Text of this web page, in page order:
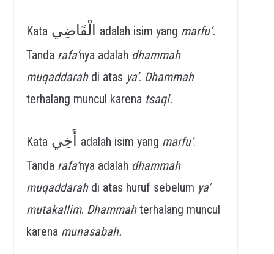
Kata adalah isim yang marfu’.
Tanda rafa’nya adalah dhammah
muqaddarahdi atas ya’. Dhammah
terhalang muncul karena tsaql.
Kata adalah isim yang marfu’.
Tanda rafa’nya adalah dhammah
muqaddarah di atas huruf sebelum ya’
mutakallim. Dhammahterhalang muncul
karena munasabah.